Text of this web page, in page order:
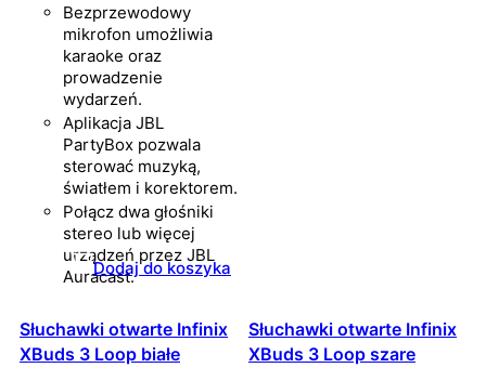
Bezprzewodowy
mikrofon umożliwia
karaoke oraz
prowadzenie
wydarzeń.
Aplikacja JBL
PartyBox pozwala
sterować muzyką,
światłem i korektorem.
Połącz dwa głośniki
stereo lub więcej
urządzeń przez JBL
Auracast.
Dodaj do koszyka
Słuchawki otwarte Infinix
XBuds 3 Loop białe
Słuchawki otwarte Infinix
XBuds 3 Loop szare